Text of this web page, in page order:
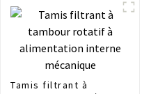
Tamis filtrant à